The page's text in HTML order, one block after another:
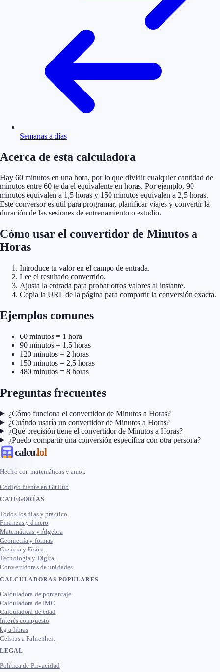
Semanas a días
Acerca de esta calculadora
Hay 60 minutos en una hora, por lo que dividir cualquier cantidad de
minutos entre 60 te da el equivalente en horas. Por ejemplo, 90
minutos equivalen a 1,5 horas y 150 minutos equivalen a 2,5 horas.
Este conversor es útil para programar, planificar viajes y convertir la
duración de las sesiones de entrenamiento o estudio.
Cómo usar el convertidor de Minutos a
Horas
Introduce tu valor en el campo de entrada.
Lee el resultado convertido.
Ajusta la entrada para probar otros valores al instante.
Copia la URL de la página para compartir la conversión exacta.
Ejemplos comunes
60 minutos = 1 hora
90 minutos = 1,5 horas
120 minutos = 2 horas
150 minutos = 2,5 horas
480 minutos = 8 horas
Preguntas frecuentes
¿Cómo funciona el convertidor de Minutos a Horas?
¿Cuándo usaría un convertidor de Minutos a Horas?
¿Qué precisión tiene el convertidor de Minutos a Horas?
¿Puedo compartir una conversión específica con otra persona?
calcu.lol
Hecho con matemáticas y amor.
Código fuente en GitHub
CATEGORÍAS
Todos los días y práctico
Finanzas y dinero
Matemáticas y Álgebra
Geometría y formas
Ciencia y Física
Tecnología y Digital
Convertidores de unidades
CALCULADORAS POPULARES
Calculadora de porcentaje
Calculadora de IMC
Calculadora de edad
Interés compuesto
kg a libras
Celsius a Fahrenheit
LEGAL
Política de Privacidad